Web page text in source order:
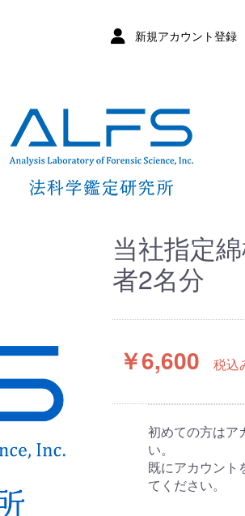
新規アカウント登録
当社指定
者2名分
￥6,600 税込
初めての方はア
い。
既にアカウント
てください。